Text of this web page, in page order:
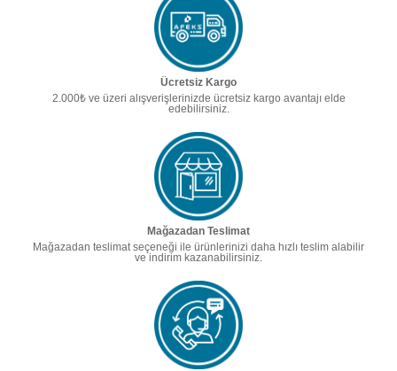
Ücretsiz Kargo
2.000₺ ve üzeri alışverişlerinizde ücretsiz kargo avantajı elde
edebilirsiniz.
Mağazadan Teslimat
Mağazadan teslimat seçeneği ile ürünlerinizi daha hızlı teslim alabilir
ve indirim kazanabilirsiniz.